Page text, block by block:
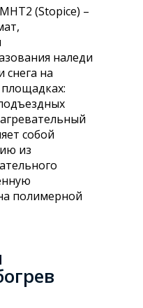
(Stopice) –
наледи
снега на
собой
из
полимерной